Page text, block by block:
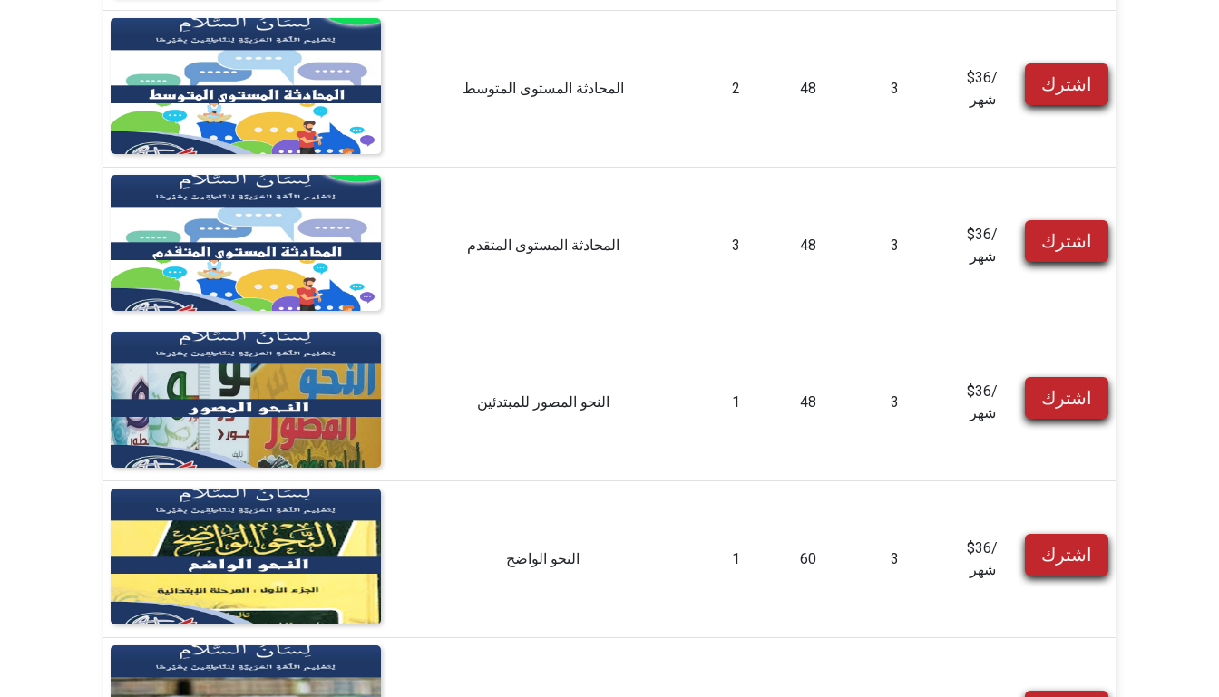
المحادثة المستوى المتوسط 2 48 3
$36/
شهر
اشترك
المحادثة المستوى المتقدم 3 48 3
$36/
شهر
اشترك
النحو المصور للمبتدئين 1 48 3
$36/
شهر
اشترك
النحو الواضح 1 60 3
$36/
شهر
اشترك